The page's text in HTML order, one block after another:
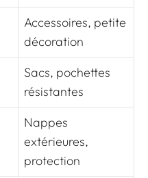
Accessoires, petite
décoration
Sacs, pochettes
résistantes
Nappes
extérieures,
protection